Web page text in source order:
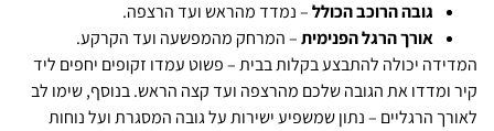
גובה הרוכב הכולל– נמדד מהראש ועד הרצפה.
אורך הרגל הפנימית– המרחק מהמפשעה ועד הקרקע.
המדידה יכולה להתבצע בקלות בבית – פשוט עמדו זקופים יחפים ליד
קיר ומדדו את הגובה שלכם מהרצפה ועד קצה הראש. בנוסף, שימו לב
לאורך הרגליים – נתון שמשפיע ישירות על גובה המסגרת ועל נוחות